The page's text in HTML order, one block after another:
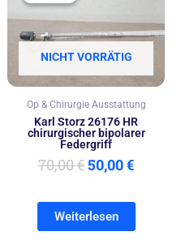
NICHT VORRÄTIG
Op & Chirurgie Ausstattung
Karl Storz 26176 HR
chirurgischer bipolarer
Federgriff
70,00€
70,00 €
50,00€
50,00
Weiterlesen